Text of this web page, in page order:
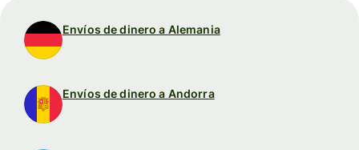
Envíos de dinero a Alemania
Envíos de dinero a Andorra